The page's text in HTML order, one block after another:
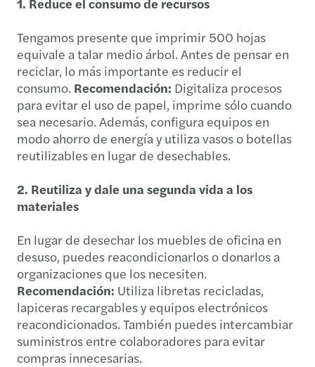
Tengamos presente que imprimir 500 hojas
equivale a talar medio árbol. Antes de pensar en
reciclar, lo más importante es reducir el
consumo. Recomendación: Digitaliza procesos
para evitar el uso de papel, imprime sólo cuando
sea necesario. Además, configura equipos en
modo ahorro de energía y utiliza vasos o botellas
reutilizables en lugar de desechables.
2. Reutiliza y dale una segunda vida a los
materiales
En lugar de desechar los muebles de oficina en
desuso, puedes reacondicionarlos o donarlos a
organizaciones que los necesiten.
Recomendación: Utiliza libretas recicladas,
lapiceras recargables y equipos electrónicos
reacondicionados. También puedes intercambiar
suministros entre colaboradores para evitar
compras innecesarias.